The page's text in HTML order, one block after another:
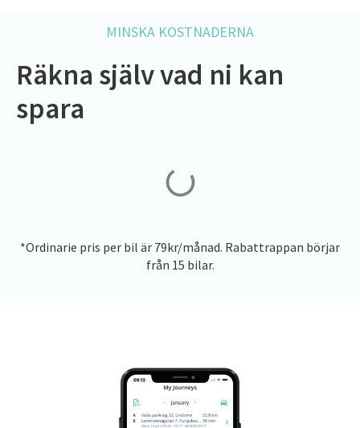
MINSKA KOSTNADERNA
Räkna själv vad ni kan
spara
*Ordinarie pris per bil är 79kr/månad. Rabattrappan börjar
från 15 bilar.